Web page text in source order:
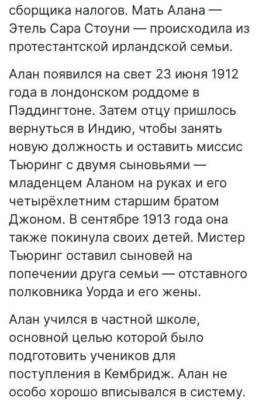
сборщика налогов. Мать Алана —
Этель Сара Стоуни — происходила из
протестантской ирландской семьи.
Алан появился на свет 23 июня 1912
года в лондонском роддоме в
Пэддингтоне. Затем отцу пришлось
вернуться в Индию, чтобы занять
новую должность и оставить миссис
Тьюринг с двумя сыновьями —
младенцем Аланом на руках и его
четырёхлетним старшим братом
Джоном. В сентябре 1913 года она
также покинула своих детей. Мистер
Тьюринг оставил сыновей на
попечении друга семьи — отставного
полковника Уорда и его жены.
Алан учился в частной школе,
основной целью которой было
подготовить учеников для
поступления в Кембридж. Алан не
особо хорошо вписывался в систему.